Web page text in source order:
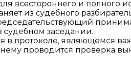
всестороннего и полного
из судебного
заседании.
в протоколе, являющемся
проводится проверка